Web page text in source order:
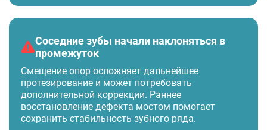
Соседние зубы начали наклоняться в
промежуток
Смещение опор осложняет дальнейшее
протезирование и может потребовать
дополнительной коррекции. Раннее
восстановление дефекта мостом помогает
сохранить стабильность зубного ряда.